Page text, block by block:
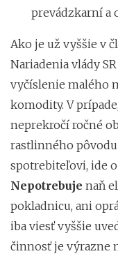
prevádzkarní a
Ako je už vyššie v
Nariadenia vlády
vyčíslenie malého
komodity. V
neprekročí ročné
rastlinného
spotrebiteľovi, ide
Nepotrebuje naň
pokladnicu, ani
iba viesť vyššie
činnosť je výrazne